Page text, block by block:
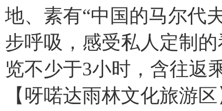
地、素有“中国的马尔代
步呼吸，感受私人定制
览不少于3小时，含往返
【呀喏达雨林文化旅游